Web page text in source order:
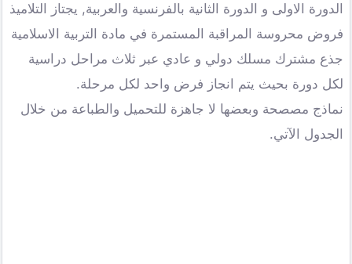
الدورة الاولى و الدورة الثانية بالفرنسية والعربية, يجتاز التلاميذ
فروض محروسة المراقبة المستمرة في مادة التربية الاسلامية
جذع مشترك مسلك دولي و عادي عبر ثلاث مراحل دراسية
لكل دورة بحيث يتم انجاز فرض واحد لكل مرحلة.
نماذج مصصحة وبعضها لا جاهزة للتحميل والطباعة من خلال
الجدول الآتي.